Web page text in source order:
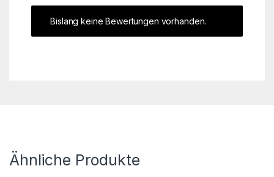
Bislang keine Bewertungen vorhanden.
Ähnliche Produkte